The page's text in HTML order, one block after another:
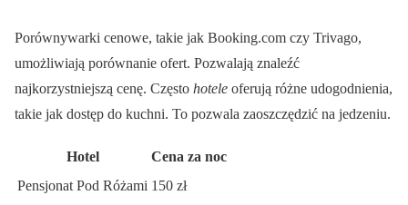
Porównywarki cenowe, takie jak Booking.com czy Trivago,
umożliwiają porównanie ofert. Pozwalają znaleźć
najkorzystniejszą cenę. Często hotele oferują różne udogodnienia,
takie jak dostęp do kuchni. To pozwala zaoszczędzić na jedzeniu.
Hotel
Cena za noc
Pensjonat Pod Różami 150 zł